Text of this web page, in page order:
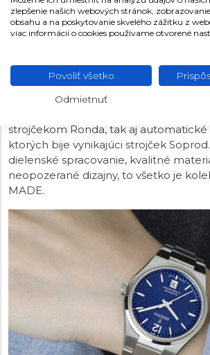
FESTINA SWISS MADE
Názov kolekcie nie je len tak
hodinky Festina SWISS MADE sú
a pravidiel, vďaka ktorým sa týmto
strojčekom Ronda, tak aj automatické
ktorých bije vynikajúci strojček
dielenské spracovanie, kvalitné
neopozerané dizajny, to všetko je
MADE.
zlepšenie našich webových stránok,
obsahu a na poskytovanie skvelého zážitku z
viac informácií o cookies používame otvorené
Povoliť všetko
Odmietnuť